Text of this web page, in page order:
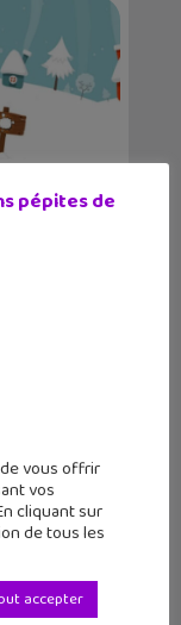
sur
pépites de
vous offrir
vos
cliquant sur
de tous les
accepter